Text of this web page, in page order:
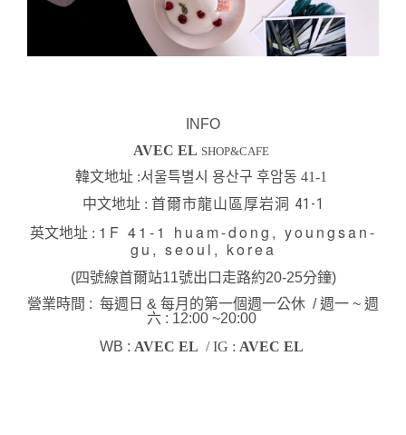
INFO
AVEC EL SHOP&CAFE
韓文地址 :서울특별시 용산구 후암동 41-1
中文地址 : 首爾市龍山區厚岩洞 41-1
英文地址 : 1F 41-1 huam-dong, youngsan-
gu, seoul, korea
(四號線首爾站11號出口走路約20-25分鐘)
營業時間 : 每週日 & 每月的第一個週一公休 /週一 ~ 週
六 : 12:00 ~20:00
WB : AVEC EL / IG : AVEC EL